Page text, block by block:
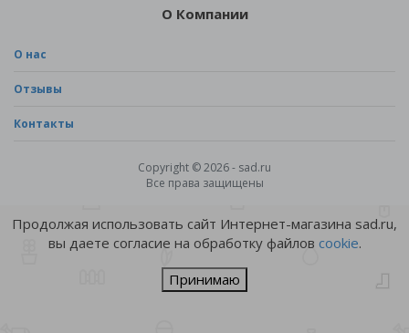
О Компании
О нас
Отзывы
Контакты
Copyright © 2026 - sad.ru
Все права защищены
Продолжая использовать сайт Интернет-магазина sad.ru,
вы даете согласие на обработку файлов cookie.
Принимаю